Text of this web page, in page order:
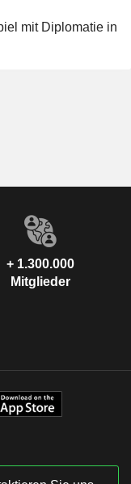
mit Diplomatie in
+ 1.300.000
Mitglieder